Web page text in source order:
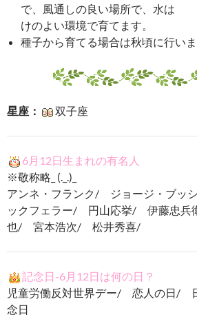
で、風通しの良い場所で、水は
けのよい環境で育てます。
種子から育てる場合は秋頃に行いま
星座： 双子座
6月12日生まれの有名人
※敬称略_ (._.)_
アンネ・フランク/ ジョージ・ブッ
ックフェラー/ 円山応挙/ 伊藤忠
也/ 宮本浩次/ 松井秀喜/
記念日-6月12日は何の日？
児童労働反対世界デー/ 恋人の日/
念日